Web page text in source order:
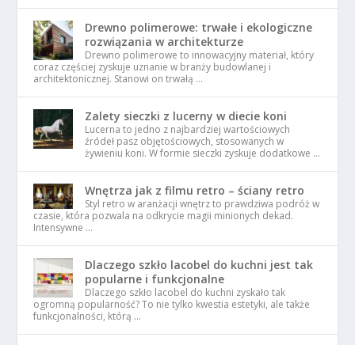
Drewno polimerowe: trwałe i ekologiczne
rozwiązania w architekturze
Drewno polimerowe to innowacyjny materiał, który
coraz częściej zyskuje uznanie w branży budowlanej i
architektonicznej. Stanowi on trwałą …
Zalety sieczki z lucerny w diecie koni
Lucerna to jedno z najbardziej wartościowych
źródeł pasz objętościowych, stosowanych w
żywieniu koni. W formie sieczki zyskuje dodatkowe …
Wnętrza jak z filmu retro – ściany retro
Styl retro w aranżacji wnętrz to prawdziwa podróż w
czasie, która pozwala na odkrycie magii minionych dekad.
Intensywne …
Dlaczego szkło lacobel do kuchni jest tak
popularne i funkcjonalne
Dlaczego szkło lacobel do kuchni zyskało tak
ogromną popularność? To nie tylko kwestia estetyki, ale także
funkcjonalności, którą …